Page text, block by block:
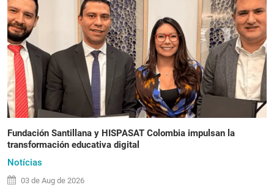
Fundación Santillana y HISPASAT Colombia impulsan la
transformación educativa digital
Notícias
03 de Aug de 2026